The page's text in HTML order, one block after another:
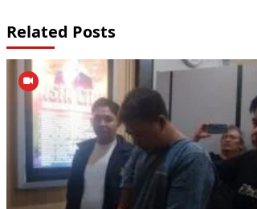
Related Posts